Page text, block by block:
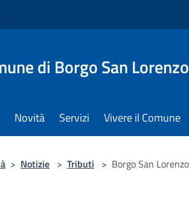
di Borgo San Lorenzo
Novità Servizi Vivere il Comune
> Notizie > Tributi > Borgo San